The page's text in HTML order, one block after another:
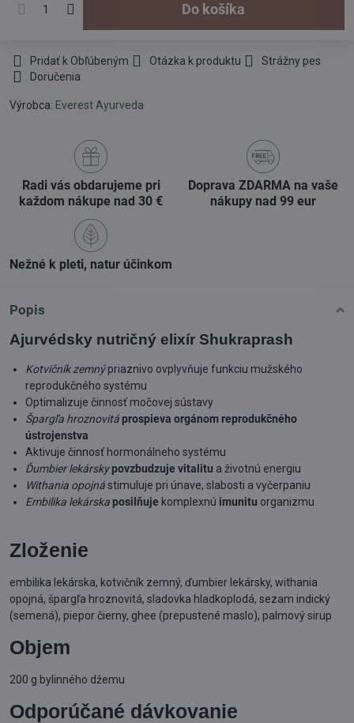
Do košíka
Pridať k Obľúbeným Otázka k produktu
Strážny pes
Doručenia
Výrobca: Everest Ayurveda
Radi vás obdarujeme pri
každom nákupe nad 30 €
Doprava ZDARMA na vaše
nákupy nad 99 eur
Nežné k pleti, natur účinkom
Popis
Ajurvédsky nutričný elixír Shukraprash
Kotvičník zemnýpriaznivo ovplyvňuje funkciu mužského
reprodukčného systému
Optimalizuje činnosť močovej sústavy
Špargľa hroznovitáprospieva orgánom reprodukčného
ústrojenstva
Aktivuje činnosť hormonálneho systému
Ďumbier lekárskypovzbudzuje vitalitu a životnú energiu
Withania opojnástimuluje pri únave, slabosti a vyčerpaniu
Embilika lekárskaposilňuje komplexnú imunitu organizmu
Zloženie
embilika lekárska, kotvičník zemný, ďumbier lekársky, withania
opojná, špargľa hroznovitá, sladovka hladkoplodá, sezam indický
(semená), piepor čierny, ghee (prepustené maslo), palmový sirup
Objem
200 g bylinného džemu
Odporúčané dávkovanie